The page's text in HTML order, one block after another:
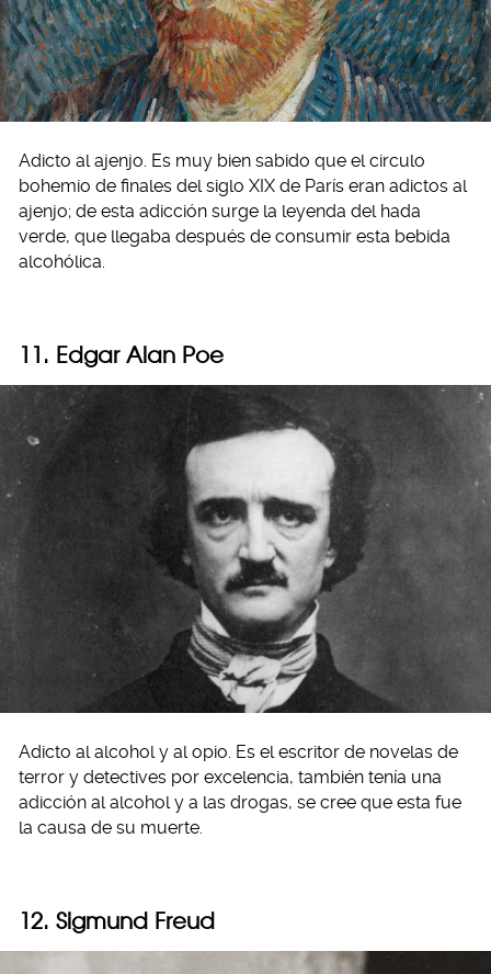
Adicto al ajenjo. Es muy bien sabido que el circulo
bohemio de finales del siglo XIX de París eran adictos al
ajenjo; de esta adicción surge la leyenda del hada
verde, que llegaba después de consumir esta bebida
alcohólica.
11. Edgar Alan Poe
Adicto al alcohol y al opio. Es el escritor de novelas de
terror y detectives por excelencia, también tenía una
adicción al alcohol y a las drogas, se cree que esta fue
la causa de su muerte.
12. Sigmund Freud